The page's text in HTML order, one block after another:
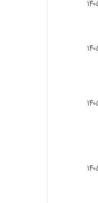
۰۳
۲۴
۲۴
۱۰